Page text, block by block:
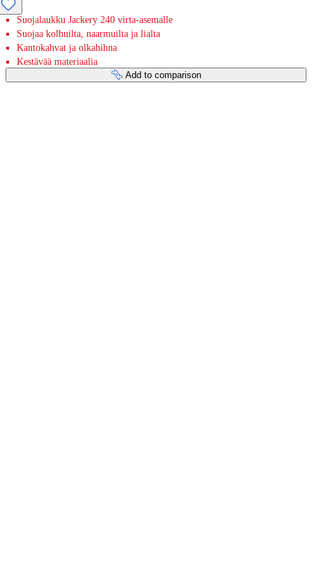
Suojalaukku Jackery 240 virta-asemalle
Suojaa kolhuilta, naarmuilta ja lialta
Kantokahvat ja olkahihna
Kestävää materiaalia
Add to comparison